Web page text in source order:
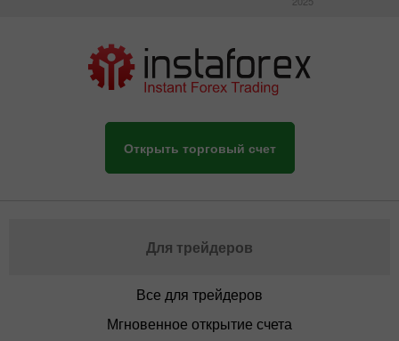
Открыть торговый счет
Для трейдеров
Все для трейдеров
Мгновенное открытие счета